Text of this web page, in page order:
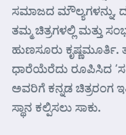
ಸಮಾಜದ ಮೌಲ್ಯಗಳನ್ನು,
ತಮ್ಮ ಚಿತ್ರಗಳಲ್ಲಿ ಮತ್ತು
ಹುಣಸೂರು ಕೃಷ್ಣಮೂರ್ತಿ.
ಧಾರೆಯೆರೆದು ರೂಪಿಸಿದ
ಅವರಿಗೆ ಕನ್ನಡ ಚಿತ್ರರಂಗ
ಸ್ಥಾನ ಕಲ್ಪಿಸಲು ಸಾಕು.